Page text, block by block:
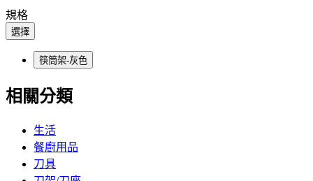
規格
選擇
筷筒架-灰色
相關分類
生活
餐廚用品
刀具